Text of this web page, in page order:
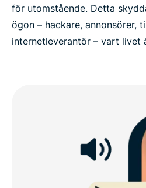
för utomstående. Detta
ögon – hackare, annonsörer,
internetleverantör – vart livet